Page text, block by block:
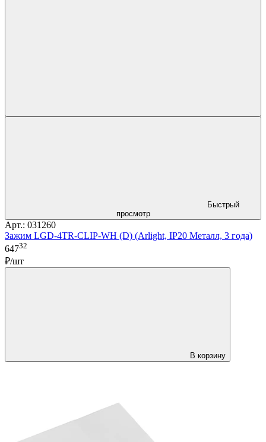
Быстрый
просмотр
Арт.: 031260
Зажим LGD-4TR-CLIP-WH (D) (Arlight, IP20 Металл, 3 года)
64732
₽/шт
В корзину